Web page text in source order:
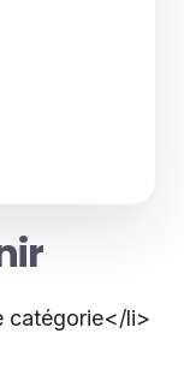
catégorie</li>